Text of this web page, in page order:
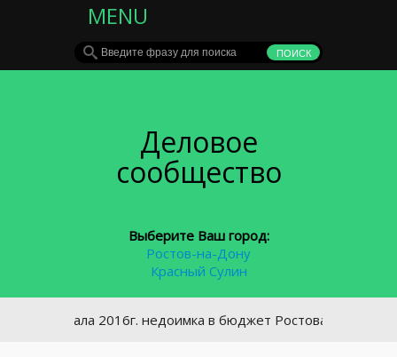
MENU
Деловое
сообщество
Выберите Ваш город:
Ростов-на-Дону
Красный Сулин
С начала 2016г. недоимка в бюджет Ростова снизилась на